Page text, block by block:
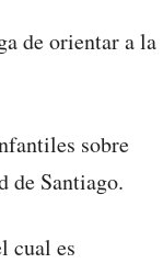
de orientar a la
sobre
de Santiago.
cual es